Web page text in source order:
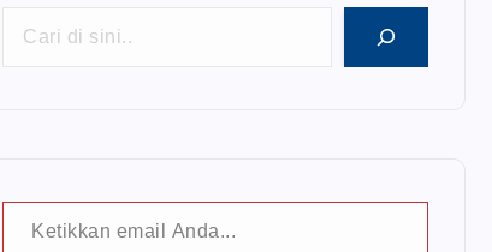
Ketikkan email Anda...